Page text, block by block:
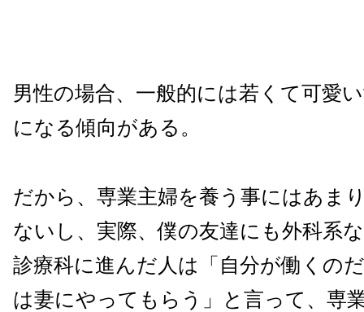
男性の場合、一般的には若くて可愛
になる傾向がある。
だから、専業主婦を養う事にはあま
ないし、実際、僕の友達にも外科系
診療科に進んだ人は「自分が働くの
は妻にやってもらう」と言って、専